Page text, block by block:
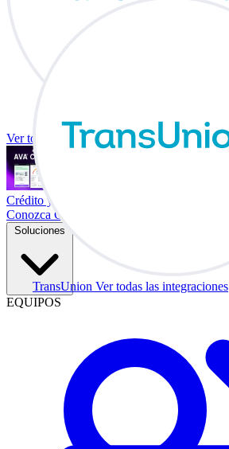
TransUnion Ver todas las integraciones
Ver todas las integraciones
Crédito y vehículo a cambio en su escritorio.
Conozca Co-Driver
Soluciones
EQUIPOS